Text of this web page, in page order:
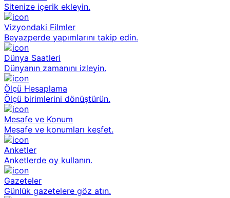
Sitenize içerik ekleyin.
Vizyondaki Filmler
Beyazperde yapımlarını takip edin.
Dünya Saatleri
Dünyanın zamanını izleyin.
Ölçü Hesaplama
Ölçü birimlerini dönüştürün.
Mesafe ve Konum
Mesafe ve konumları keşfet.
Anketler
Anketlerde oy kullanın.
Gazeteler
Günlük gazetelere göz atın.